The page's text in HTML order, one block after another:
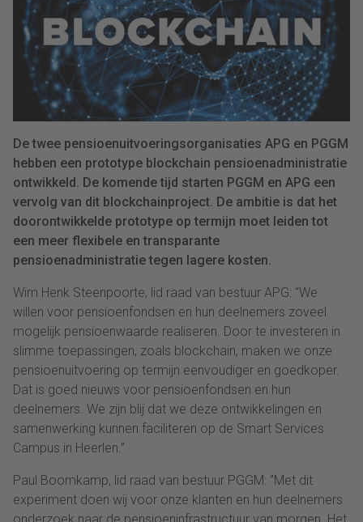
De twee pensioenuitvoeringsorganisaties APG en PGGM
hebben een prototype blockchain pensioenadministratie
ontwikkeld. De komende tijd starten PGGM en APG een
vervolg van dit blockchainproject. De ambitie is dat het
doorontwikkelde prototype op termijn moet leiden tot
een meer flexibele en transparante
pensioenadministratie tegen lagere kosten.
Wim Henk Steenpoorte, lid raad van bestuur APG: “We
willen voor pensioenfondsen en hun deelnemers zoveel
mogelijk pensioenwaarde realiseren. Door te investeren in
slimme toepassingen, zoals blockchain, maken we onze
pensioenuitvoering op termijn eenvoudiger en goedkoper.
Dat is goed nieuws voor pensioenfondsen en hun
deelnemers. We zijn blij dat we deze ontwikkelingen en
samenwerking kunnen faciliteren op de Smart Services
Campus in Heerlen.”
Paul Boomkamp, lid raad van bestuur PGGM: ‘’Met dit
experiment doen wij voor onze klanten en hun deelnemers